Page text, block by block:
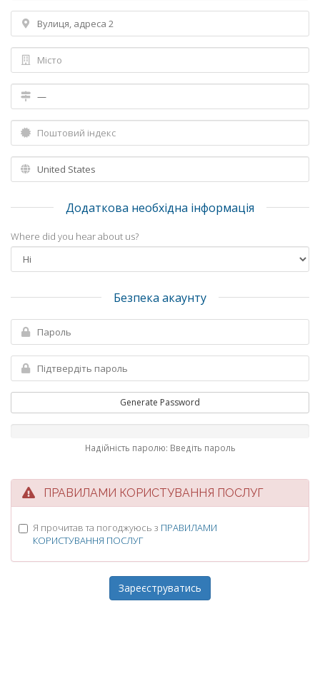
Додаткова необхідна інформація
Where did you hear about us?
Безпека акаунту
Generate Password
Надійність паролю: Введіть пароль
ПРАВИЛАМИ КОРИСТУВАННЯ ПОСЛУГ
Я прочитав та погоджуюсь з ПРАВИЛАМИ
КОРИСТУВАННЯ ПОСЛУГ